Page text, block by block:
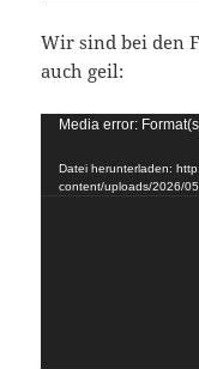
Wir sind bei den
auch geil:
Video-
Media error:
Datei herunterladen:
content/uploads/2026/